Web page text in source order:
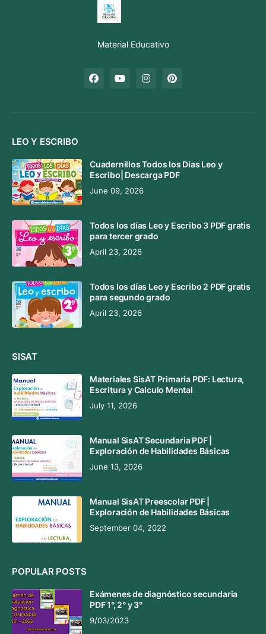
Material Educativo
LEO Y ESCRIBO
Cuadernillos Todos los Días Leo y
Escribo| Descarga PDF
June 09, 2026
Todos los días Leo y Escribo 3 PDF gratis
para tercer grado
April 23, 2026
Todos los días Leo y Escribo 2 PDF gratis
para segundo grado
April 23, 2026
SISAT
Materiales SisAT Primaria PDF: Lectura,
Escritura y Calculo Mental
July 11, 2026
Manual SisAT Secundaria PDF |
Exploración de Habilidades Básicas
June 13, 2026
Manual SisAT Preescolar PDF |
Exploración de Habilidades Básicas
September 04, 2022
POPULAR POSTS
Exámenes de diagnóstico secundaria
PDF 1°, 2° y 3°
9/03/2023